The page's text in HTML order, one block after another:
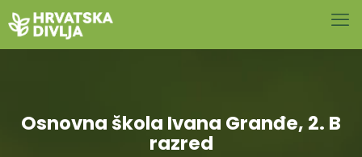
Osnovna škola Ivana Granđe, 2. B
razred